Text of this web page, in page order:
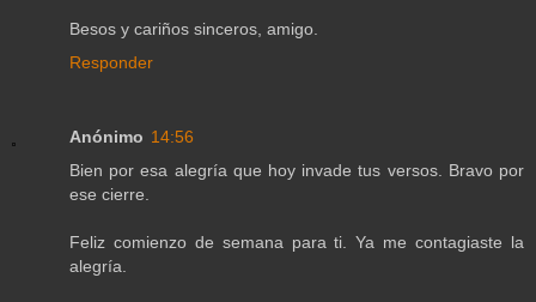
Besos y cariños sinceros, amigo.
Responder
Anónimo 14:56
Bien por esa alegría que hoy invade tus versos. Bravo por
ese cierre.
Feliz comienzo de semana para ti. Ya me contagiaste la
alegría.